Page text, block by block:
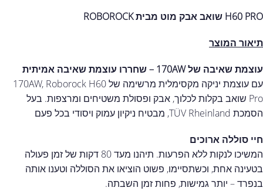
H60 PRO שואב אבק מוט מבית ROBOROCK
תיאור המוצר
עוצמת שאיבה של 170AW – שחררו עוצמת שאיבה אמיתית
עם עוצמת יניקה מקסימלית מרשימה של 170AW, Roborock H60
Pro שואב בקלות לכלוך, אבק ופסולת משטיחים ומרצפות. בעל
הסמכת TÜV Rheinland, מבטיח ניקיון עמוק ויסודי בכל פעם
חיי סוללה ארוכים
המשיכו לנקות ללא הפרעות. תיהנו מעד 80 דקות של זמן פעולה
בטעינה אחת, וכשתסיימו, פשוט הוציאו את הסוללה וטענו אותה
בנפרד – יותר גמישות, פחות זמן השבתה.